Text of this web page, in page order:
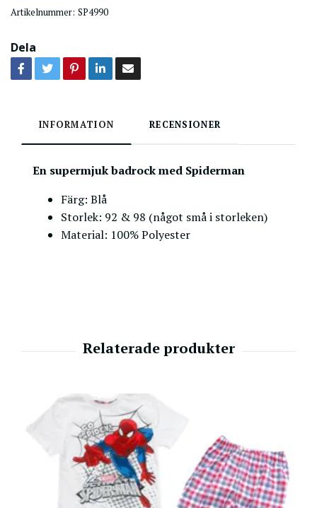
Artikelnummer: SP4990
Dela
INFORMATION RECENSIONER
En supermjukbadrock med Spiderman
Färg: Blå
Storlek: 92 & 98 (något små i storleken)
Material: 100% Polyester